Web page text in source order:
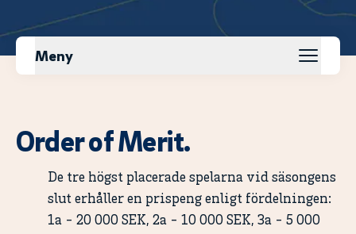
Meny
Order of Merit.
De tre högst placerade spelarna vid säsongens
slut erhåller en prispeng enligt fördelningen:
1a - 20 000 SEK, 2a - 10 000 SEK, 3a - 5 000